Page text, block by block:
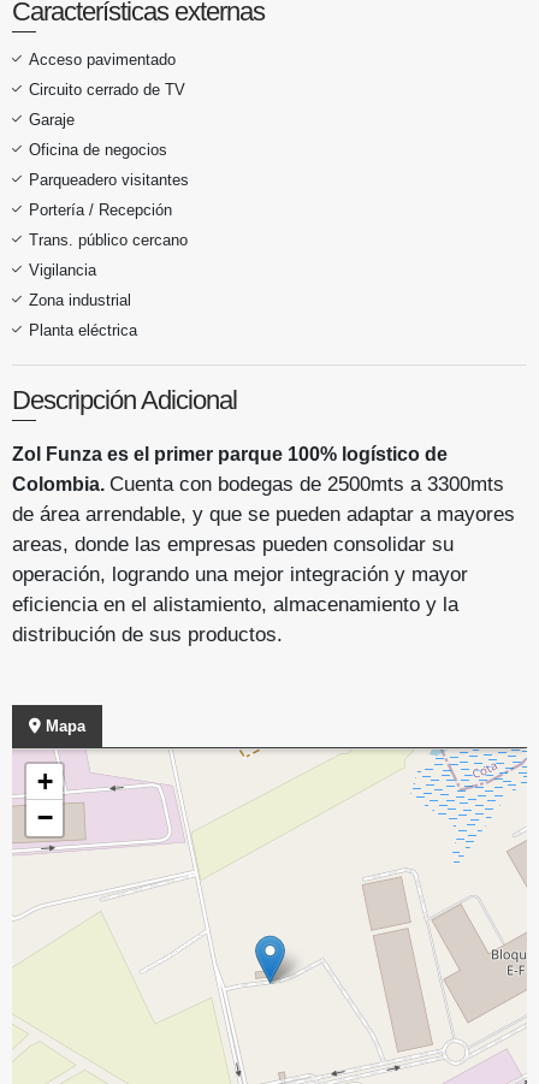
Características externas
Acceso pavimentado
Circuito cerrado de TV
Garaje
Oficina de negocios
Parqueadero visitantes
Portería / Recepción
Trans. público cercano
Vigilancia
Zona industrial
Planta eléctrica
Descripción Adicional
Zol Funza es el primer parque 100% logístico de
Colombia. Cuenta con bodegas de 2500mts a 3300mts
de área arrendable, y que se pueden adaptar a mayores
areas, donde las empresas pueden consolidar su
operación, logrando una mejor integración y mayor
eficiencia en el alistamiento, almacenamiento y la
distribución de sus productos.
Mapa
+
−